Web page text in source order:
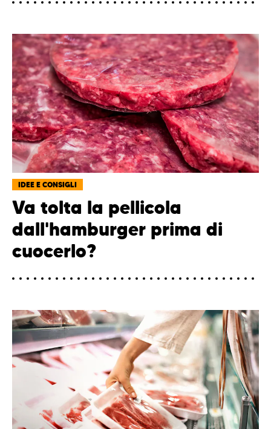
IDEE E CONSIGLI
Va tolta la pellicola
dall'hamburger prima di
cuocerlo?